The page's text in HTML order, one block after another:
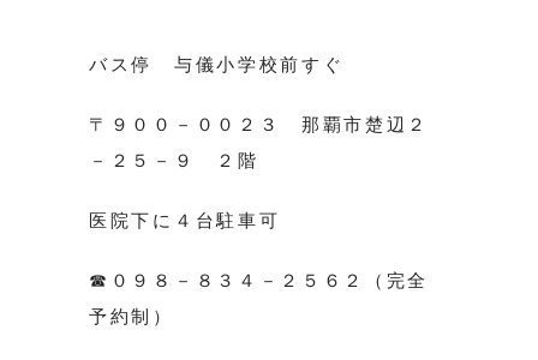
バス停 与儀小学校前すぐ
〒９００－００２３ 那覇市楚辺２
－２５－９ ２階
医院下に４台駐車可
☎０９８－８３４－２５６２（完全
予約制）